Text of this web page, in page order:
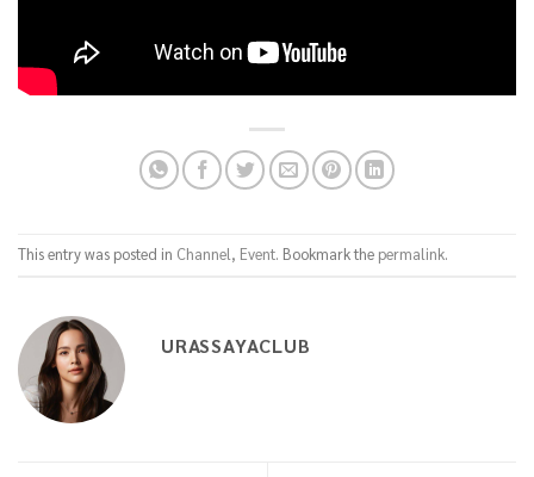
This entry was posted in Channel, Event. Bookmark the permalink.
URASSAYACLUB